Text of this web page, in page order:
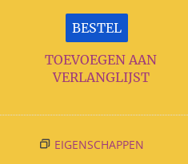
BESTEL
TOEVOEGEN AAN
VERLANGLIJST
EIGENSCHAPPEN